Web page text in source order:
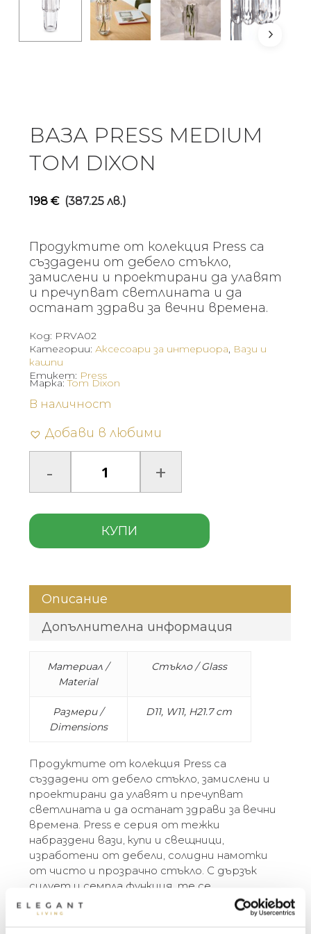
ВАЗА PRESS MEDIUM
TOM DIXON
198 € (387.25 лв.)
Продуктите от колекция Press са
създадени от дебело стъкло,
замислени и проектирани да улавят
и пречупват светлината и да
останат здрави за вечни времена.
Код: PRVA02
Категории: Аксесоари за интериора Вази и
кашпи
Етикет: Press
В наличност
Добави в любими
КУПИ
Марка:Tom Dixon
Описание
Допълнителна информация
Материал /
Material
Стъкло / Glass
Размери /
Dimensions
D11, W11, H21.7 cm
Продуктите от колекция Press са
създадени от дебело стъкло, замислени и
проектирани да улавят и пречупват
светлината и да останат здрави за вечни
времена. Press е серия от тежки
набраздени вази, купи и свещници,
изработени от дебели, солидни намотки
от чисто и прозрачно стъкло. С дързък
силует и семпла функция, те се
произвеждат чрез пускане на големи кълба
от разтопено стъкло във форми от две